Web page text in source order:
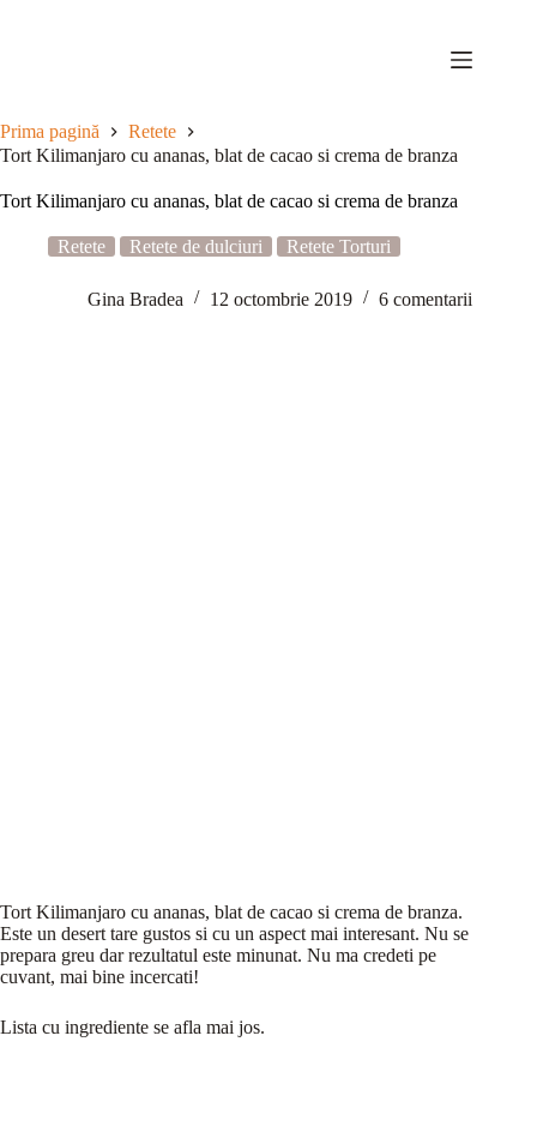
Prima pagină
Retete
Tort Kilimanjaro cu ananas, blat de cacao si crema de branza
Tort Kilimanjaro cu ananas, blat de cacao si crema de branza
Retete Retete de dulciuri Retete Torturi
Gina Bradea 12 octombrie 2019 6 comentarii
Tort Kilimanjaro cu ananas, blat de cacao si crema de branza.
Este un desert tare gustos si cu un aspect mai interesant. Nu se
prepara greu dar rezultatul este minunat. Nu ma credeti pe
cuvant, mai bine incercati!
Lista cu ingrediente se afla mai jos.